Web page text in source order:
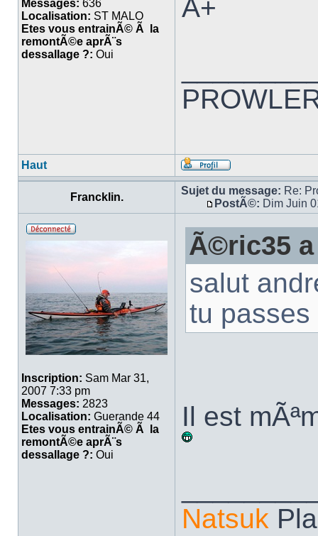
Messages: 636
Localisation: ST MALO
Etes vous entrainÃ© Ã la
remontÃ©e aprÃ¨s
dessallage ?: Oui
A+
Haut
Francklin.
Sujet du message: Re:
PostÃ©: Dim Juin
Inscription: Sam Mar 31,
2007 7:33 pm
Messages: 2823
Localisation: Guerande 44
Etes vous entrainÃ© Ã la
remontÃ©e aprÃ¨s
dessallage ?: Oui
Ã©ric35
salut
tu
Il est
Natsuk